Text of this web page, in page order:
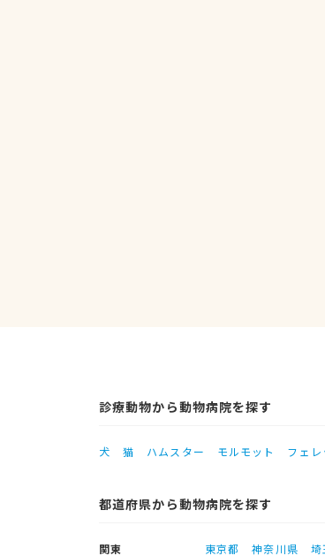
診療動物から動物病院を探す
犬 猫 ハムスター モルモット フェレ
都道府県から動物病院を探す
関東 東京都 神奈川県 埼